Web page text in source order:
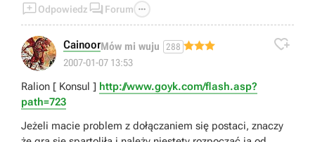
Odpowiedz  Forum 
CainoorMów mi wuju 288
2007-01-07 13:53

Ralion [ Konsul ] http://www.goyk.com/flash.asp?
path=723
Jeżeli macie problem z dołączaniem się postaci, znaczy